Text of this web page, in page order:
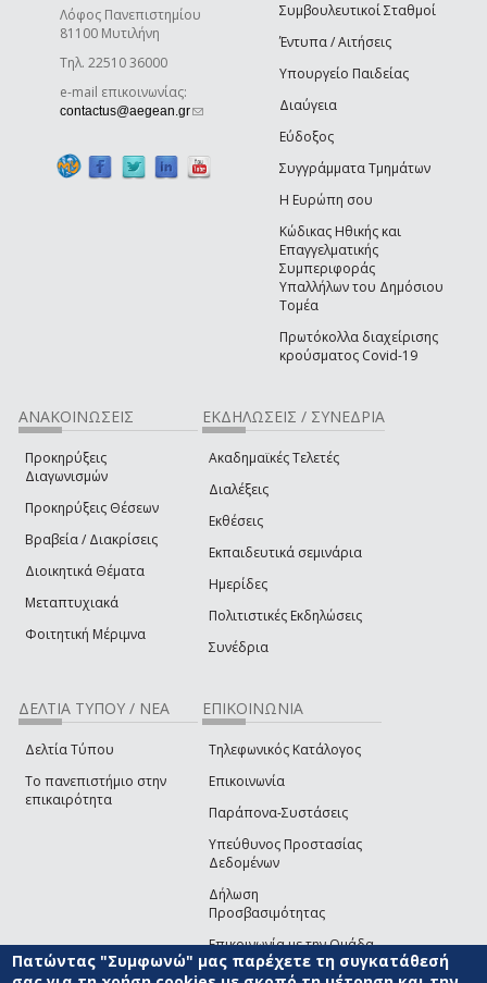
Λόφος Πανεπιστημίου
81100 Μυτιλήνη
Τηλ. 22510 36000
e-mail επικοινωνίας:
contactus@aegean.gr(link sends e-mail)
Συμβουλευτικοί Σταθμοί
Έντυπα / Αιτήσεις
Υπουργείο Παιδείας
Διαύγεια
Εύδοξος
Συγγράμματα Τμημάτων
Η Ευρώπη σου
Κώδικας Ηθικής και
Επαγγελματικής
Συμπεριφοράς
Υπαλλήλων του Δημόσιου
Τομέα
Πρωτόκολλα διαχείρισης
κρούσματος Covid-19
ΑΝΑΚΟΙΝΩΣΕΙΣ
Προκηρύξεις
Διαγωνισμών
Προκηρύξεις Θέσεων
Βραβεία / Διακρίσεις
Διοικητικά Θέματα
Μεταπτυχιακά
Φοιτητική Μέριμνα
ΕΚΔΗΛΩΣΕΙΣ / ΣΥΝΕΔΡΙΑ
Ακαδημαϊκές Τελετές
Διαλέξεις
Εκθέσεις
Εκπαιδευτικά σεμινάρια
Ημερίδες
Πολιτιστικές Εκδηλώσεις
Συνέδρια
ΔΕΛΤΙΑ ΤΥΠΟΥ / ΝΕΑ
Δελτία Τύπου
Το πανεπιστήμιο στην
επικαιρότητα
ΕΠΙΚΟΙΝΩΝΙΑ
Τηλεφωνικός Κατάλογος
Επικοινωνία
Παράπονα-Συστάσεις
Υπεύθυνος Προστασίας
Δεδομένων
Δήλωση
Προσβασιμότητας
Επικοινωνία με την Ομάδα
Ανάπτυξης του site(link sends e-mail)
Πατώντας "Συμφωνώ" μας παρέχετε τη συγκατάθεσή